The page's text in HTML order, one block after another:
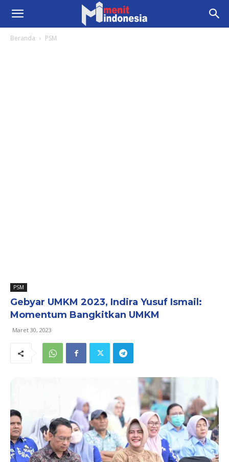
Beranda PSM
PSM
Gebyar UMKM 2023, Indira Yusuf Ismail:
Momentum Bangkitkan UMKM
Maret 30, 2023